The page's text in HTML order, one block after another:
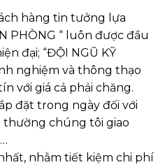
hàng tin tưởng lựa
PHÒNG “ luôn được đầu
đại; “ĐỘI NGŨ KỸ
nghiệm và thông thạo
với giá cả phải chăng.
đặt trong ngày đối với
thường chúng tôi giao
nhằm tiết kiệm chi phí